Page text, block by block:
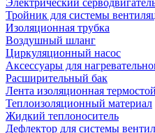
Электрический
Тройник для системы
Изоляционная трубка
Воздушный шланг
Циркуляционный насос
Аксессуары для
Расширительный бак
Лента изоляционная
Теплоизоляционный материал
Жидкий теплоноситель
Дефлектор для системы